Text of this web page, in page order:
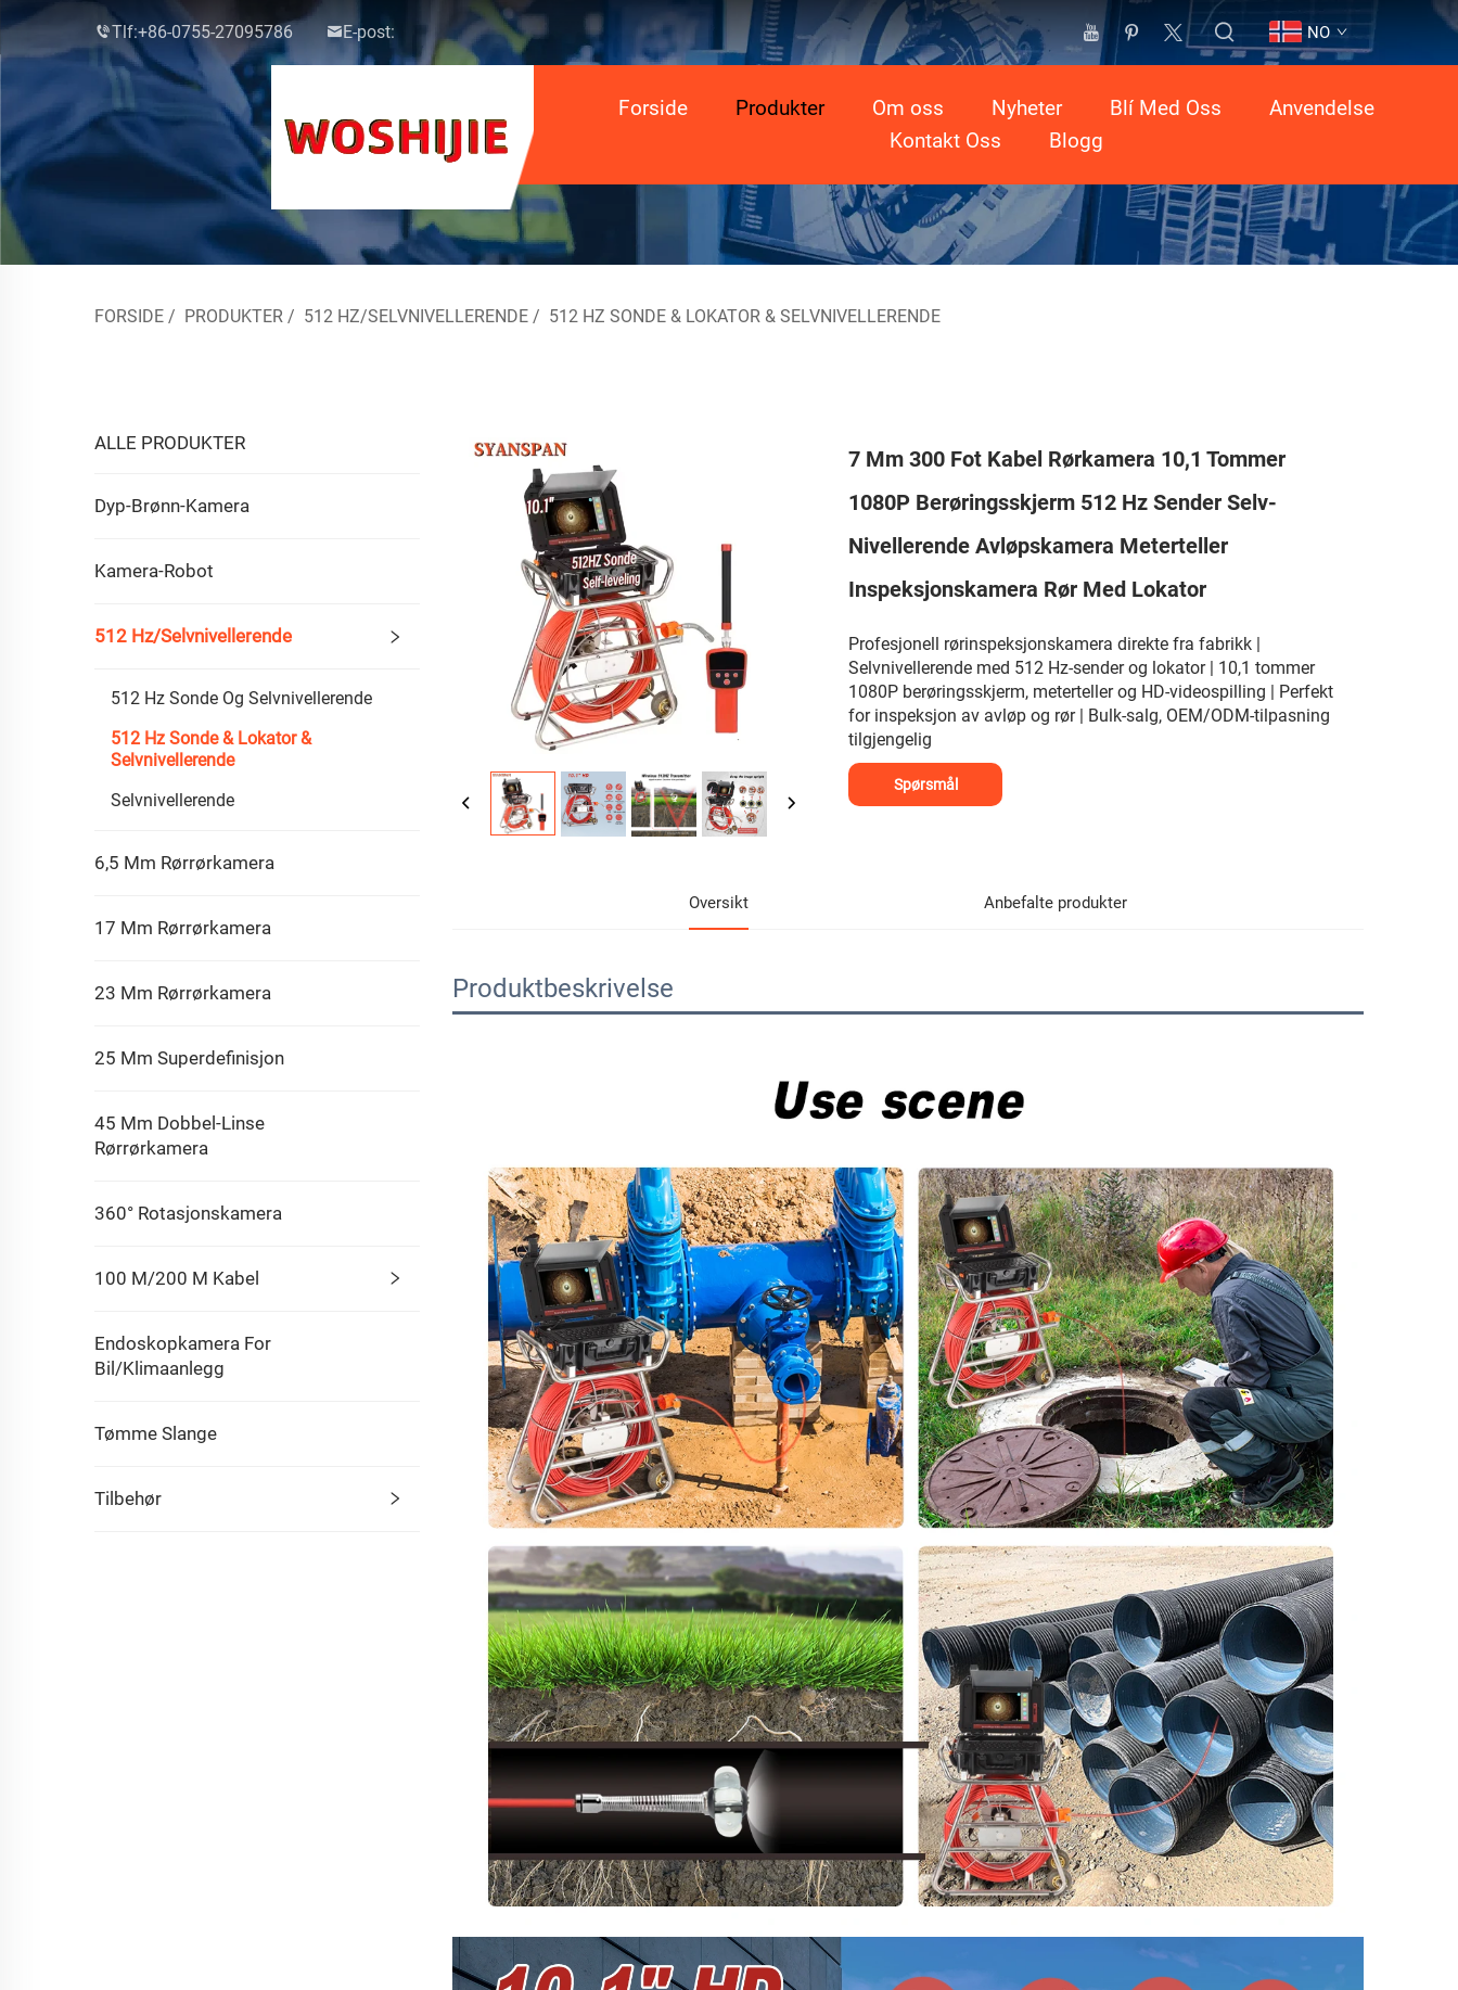
Tlf:+86-0755-27095786 E-post: NO
Forside Produkter Om oss Nyheter Blí Med Oss
Anvendelse
Kontakt Oss
Blogg
FORSIDE / PRODUKTER / 512 HZ/SELVNIVELLERENDE / 512 HZ SONDE & LOKATOR & SELVNIVELLERENDE
ALLE PRODUKTER
Dyp-Brønn-Kamera
Kamera-Robot
512 Hz/Selvnivellerende
512 Hz Sonde Og Selvnivellerende
512 Hz Sonde & Lokator &
Selvnivellerende
Selvnivellerende
6,5 Mm Rørrørkamera
17 Mm Rørrørkamera
23 Mm Rørrørkamera
25 Mm Superdefinisjon
45 Mm Dobbel-Linse
Rørrørkamera
360° Rotasjonskamera
100 M/200 M Kabel
Endoskopkamera For
Bil/klimaanlegg
Tømme Slange
Tilbehør
7 Mm 300 Fot Kabel Rørkamera 10,1 Tommer
1080P Berøringsskjerm 512 Hz Sender Selv-
Nivellerende Avløpskamera Meterteller
Inspeksjonskamera Rør Med Lokator
Profesjonell rørinspeksjonskamera direkte fra fabrikk |
Selvnivellerende med 512 Hz-sender og lokator | 10,1 tommer
1080P berøringsskjerm, meterteller og HD-videospilling | Perfekt
for inspeksjon av avløp og rør | Bulk-salg, OEM/ODM-tilpasning
tilgjengelig
Spørsmål
Oversikt Anbefalte produkter
Produktbeskrivelse